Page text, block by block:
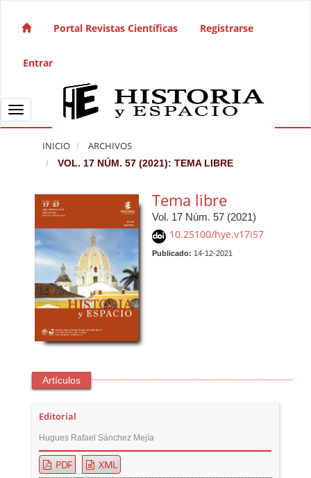
Navegación principal
Barra lateral
Portal Revistas Científicas Registrarse
Entrar
Toggle navigation
INICIO ARCHIVOS
VOL. 17 NÚM. 57 (2021): TEMA LIBRE
Tema libre
Vol. 17 Núm. 57 (2021)
10.25100/hye.v17i57
Publicado: 14-12-2021
Artículos
Editorial
Hugues Rafael Sánchez Mejía
PDF XML